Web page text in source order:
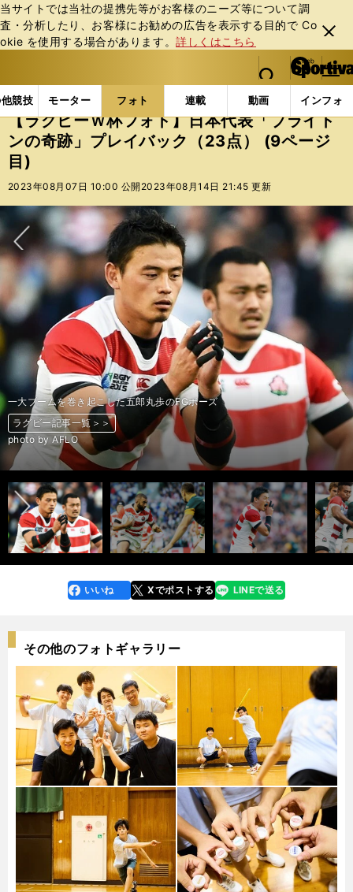
当サイトでは当社の提携先等がお客様のニーズ等について調
査・分析したり、お客様にお勧めの広告を表⽰する⽬的で Co
okie を使⽤する場合があります。詳しくはこちら
閉じ
る
web Sportiva (webスポルティーバ)
検索
マイペ
ー
ジ
メニュ
競技 モーター フォト 連載 動画 インフォ
b
ス
ポ
ル
テ
ー
バ
フォトギャラリー コラムフォト 【ラグビーＷ杯フ
【ラグビーＷ杯フォト】日本代表「ブライト
ンの奇跡」プレイバック（23点） (9ページ
目)
2023年08月07日 10:00 公開 2023年08月14日 21:45 更新
次へ
ラグビー記事一覧＞＞
ラグビー記事一覧＞＞
ラグビー記事一覧＞＞
ラグビー記事一覧＞＞
ラグビー記事一覧＞＞
ラグビー記事一覧＞＞
ラグビー記事一覧＞＞
ラグビー記事一覧＞＞
一大ブームを巻き起こした五郎丸歩のFGポーズ
ラグビー記事一覧＞＞
photo by AFLO
ラグビー記事一覧＞＞
ラグビー記事一覧＞＞
ラグビー記事一覧＞＞
ラグビー記事一覧＞＞
ラグビー記事一覧＞＞
ラグビー記事一覧＞＞
ラグビー記事一覧＞＞
ラグビー記事一覧＞＞
ラグビー記事一覧＞＞
ラグビー記事一覧＞＞
ラグビー記事一覧＞＞
ラグビー記事一覧＞＞
ラグビー記事一覧＞＞
ラグビー記事一覧＞＞
前へ
faceboo
k
いいね Xでポストする
line LINEで送る
その他のフォトギャラリー